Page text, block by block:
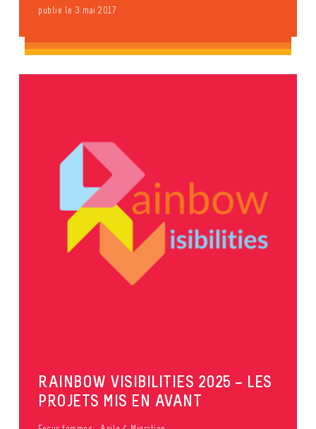
publié le 3 mai 2017
RAINBOW VISIBILITIES 2025 – LES
PROJETS MIS EN AVANT